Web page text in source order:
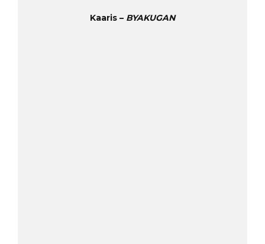
Kaaris – BYAKUGAN